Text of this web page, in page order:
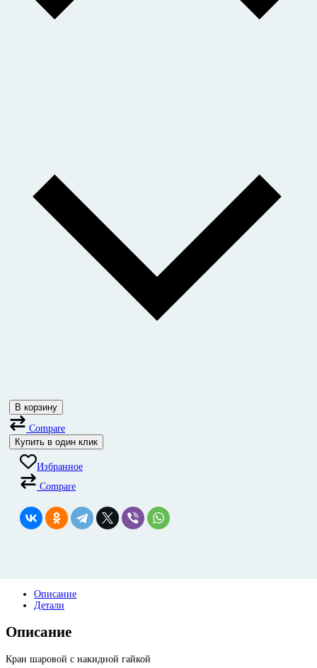
В корзину
Compare
Купить в один клик
Избранное
Compare
Описание
Детали
Описание
Кран шаровой с накидной гайкой